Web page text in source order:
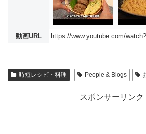
動画URL https://www.youtube.com/
時短レシピ・料理 People & Blogs
スポンサーリンク